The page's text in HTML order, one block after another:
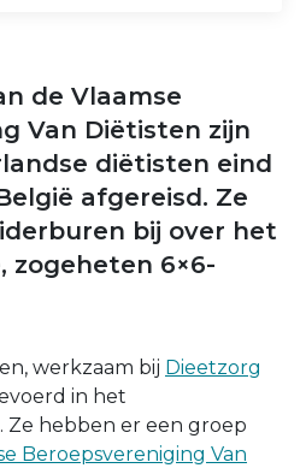
de Vlaamse
Van Diëtisten zijn
diëtisten eind
afgereisd. Ze
bij over het
zogeheten 6×6-
werkzaam bij Dieetzorg
in het
Ze hebben er een groep
Beroepsvereniging Van